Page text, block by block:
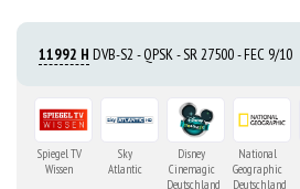
11992 H DVB-S2 - QPSK - SR 27500 - FEC 9/10
Spiegel TV
Wissen
Sky
Atlantic
Disney
Cinemagic
Deutschland
National
Geographic
Deutschland